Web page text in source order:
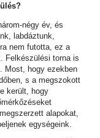
négy év, és
labdáztunk,
nem futotta, ez a
Felkészülési torna is
Most, hogy ezekben
s a megszokott
került, hogy
alapokat,
egységeink.